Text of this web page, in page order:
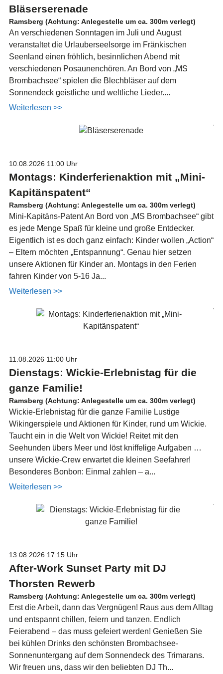
Bläserserenade
Ramsberg (Achtung: Anlegestelle um ca. 300m verlegt)
An verschiedenen Sonntagen im Juli und August
veranstaltet die Urlauberseelsorge im Fränkischen
Seenland einen fröhlich, besinnlichen Abend mit
verschiedenen Posaunenchören. An Bord von „MS
Brombachsee“ spielen die Blechbläser auf dem
Sonnendeck geistliche und weltliche Lieder....
Weiterlesen >>
10.08.2026 11:00 Uhr
Montags: Kinderferienaktion mit „Mini-
Kapitänspatent“
Ramsberg (Achtung: Anlegestelle um ca. 300m verlegt)
Mini-Kapitäns-Patent An Bord von „MS Brombachsee“ gibt
es jede Menge Spaß für kleine und große Entdecker.
Eigentlich ist es doch ganz einfach: Kinder wollen „Action“
– Eltern möchten „Entspannung“. Genau hier setzen
unsere Aktionen für Kinder an. Montags in den Ferien
fahren Kinder von 5-16 Ja...
Weiterlesen >>
11.08.2026 11:00 Uhr
Dienstags: Wickie-Erlebnistag für die
ganze Familie!
Ramsberg (Achtung: Anlegestelle um ca. 300m verlegt)
Wickie-Erlebnistag für die ganze Familie Lustige
Wikingerspiele und Aktionen für Kinder, rund um Wickie.
Taucht ein in die Welt von Wickie! Reitet mit den
Seehunden übers Meer und löst kniffelige Aufgaben …
unsere Wickie-Crew erwartet die kleinen Seefahrer!
Besonderes Bonbon: Einmal zahlen – a...
Weiterlesen >>
13.08.2026 17:15 Uhr
After-Work Sunset Party mit DJ
Thorsten Rewerb
Ramsberg (Achtung: Anlegestelle um ca. 300m verlegt)
Erst die Arbeit, dann das Vergnügen! Raus aus dem Alltag
und entspannt chillen, feiern und tanzen. Endlich
Feierabend – das muss gefeiert werden! Genießen Sie
bei kühlen Drinks den schönsten Brombachsee-
Sonnenuntergang auf dem Sonnendeck des Trimarans.
Wir freuen uns, dass wir den beliebten DJ Th...